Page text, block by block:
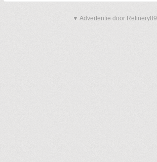
▼ Advertentie door Refinery89